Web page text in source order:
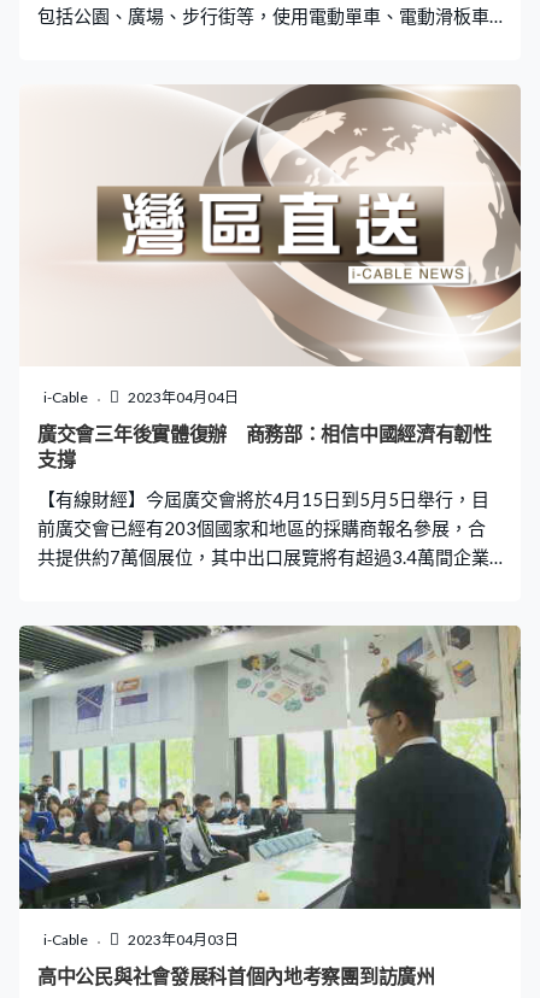
包括公園、廣場、步行街等，使用電動單車、電動滑板車
障電動車輛的出行空間。 近年來內地新式茶飲店開到成行
成市，在街上都可以見到人手一杯各式各樣的茶飲。肇慶
早前舉行大型茶飲市集，有多間茶飲企業參與，吸引了不
少消費者光顧，尤其受到年輕人歡迎。面對競爭激烈的茶
飲市場，連一直堅持以實體店經營的店舖，都開始通過網
上營銷平台，建立線上銷售渠道。
i-Cable 2023年04月04日
廣交會三年後實體復辦 商務部：相信中國經濟有韌性
支撐
【有線財經】今屆廣交會將於4月15日到5月5日舉行，目
前廣交會已經有203個國家和地區的採購商報名參展，合
共提供約7萬個展位，其中出口展覽將有超過3.4萬間企業
衛星公司首次在網購平台出售商用衛星。其中一款衛星提
供拍照功能，用戶可以拍攝一張獨一無二的太空自拍照。
有業內人士表示，在網上平台出售這些衛星產品，推動衛
星產品普及化，預期隨著普及未來數年內，商用衛星價格
有望下降60%。
i-Cable 2023年04月03日
高中公民與社會發展科首個內地考察團到訪廣州